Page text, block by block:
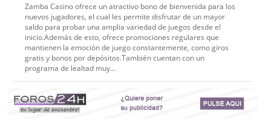
Zamba Casino ofrece un atractivo bono de bienvenida para los
nuevos jugadores, el cual les permite disfrutar de un mayor
saldo para probar una amplia variedad de juegos desde el
inicio.Además de esto, ofrece promociones regulares que
mantienen la emoción de juego constantemente, como giros
gratis y bonos por depósitos.También cuentan con un
programa de lealtad muy...